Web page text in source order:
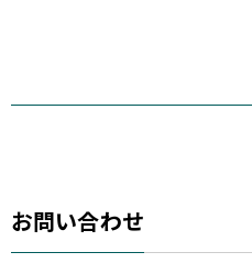
お問い合わせ